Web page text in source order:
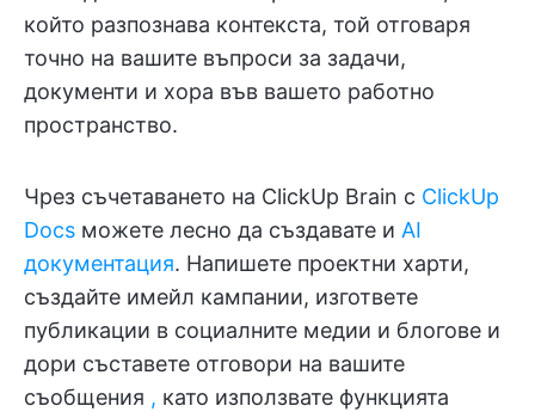
който разпознава контекста, той отговаря
точно на вашите въпроси за задачи,
документи и хора във вашето работно
пространство.
Чрез съчетаването на ClickUp Brain с ClickUp
Docs можете лесно да създавате и AI
документация. Напишете проектни харти,
създайте имейл кампании, изгответе
публикации в социалните медии и блогове и
дори съставете отговори на вашите
съобщения , като използвате функцията